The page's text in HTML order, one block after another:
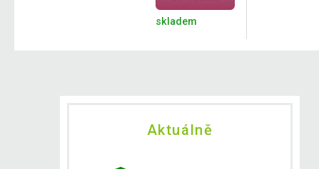
skladem
Aktuálně